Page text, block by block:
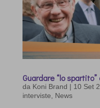
Guardare “lo spartito”
da Koni Brand | 10 Set
interviste, News